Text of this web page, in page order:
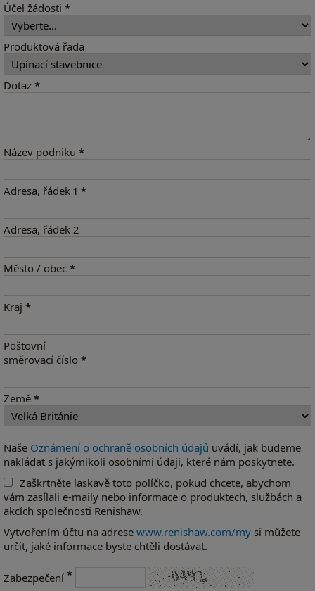
Účel žádosti *
Produktová řada
Dotaz *
Název podniku *
Adresa, řádek 1 *
Adresa, řádek 2
Město / obec *
Kraj *
Poštovní
směrovací číslo *
Země *
Naše Oznámení o ochraně osobních údajů uvádí, jak budeme
nakládat s jakýmikoli osobními údaji, které nám poskytnete.
Zaškrtněte laskavě toto políčko, pokud chcete, abychom
vám zasílali e-maily nebo informace o produktech, službách a
akcích společnosti Renishaw.
Vytvořením účtu na adrese www.renishaw.com/my si můžete
určit, jaké informace byste chtěli dostávat.
Zabezpečení *